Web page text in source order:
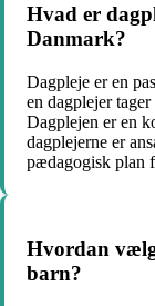
Hvad er
Danmark?
Dagpleje er en
en dagplejer
Dagplejen er en
dagplejerne er
pædagogisk plan
Hvordan
barn?